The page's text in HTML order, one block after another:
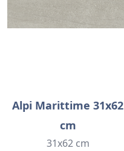
Alpi Marittime 31x62
cm
31x62 cm